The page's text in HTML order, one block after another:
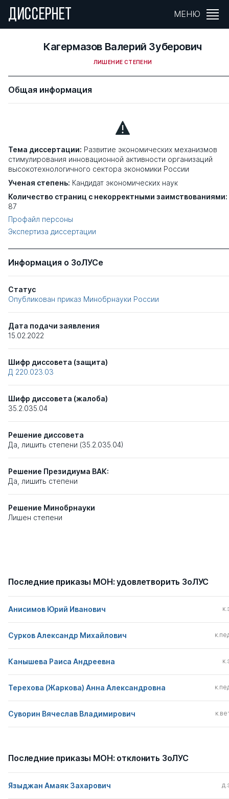
ДИССЕРНЕТ МЕНЮ
Кагермазов Валерий Зуберович
ЛИШЕНИЕ СТЕПЕНИ
Общая информация
Тема диссертации: Развитие экономических механизмов
стимулирования инновационной активности организаций
высокотехнологичного сектора экономики России
Ученая степень: Кандидат экономических наук
Количество страниц с некорректными заимствованиями:
87
Профайл персоны
Экспертиза диссертации
Информация о ЗоЛУСе
Статус
Опубликован приказ Минобрнауки России
Дата подачи заявления
15.02.2022
Шифр диссовета (защита)
Д 220.023.03
Шифр диссовета (жалоба)
35.2.035.04
Решение диссовета
Да, лишить степени (35.2.035.04)
Решение Президиума ВАК:
Да, лишить степени
Решение Минобрнауки
Лишен степени
Последние приказы МОН: удовлетворить ЗоЛУС
Анисимов Юрий Иванович
Сурков Александр Михайлович
Канышева Раиса Андреевна
Терехова (Жаркова) Анна Александровна
Суворин Вячеслав Владимирович
Последние приказы МОН: отклонить ЗоЛУС
Языджан Амаяк Захарович